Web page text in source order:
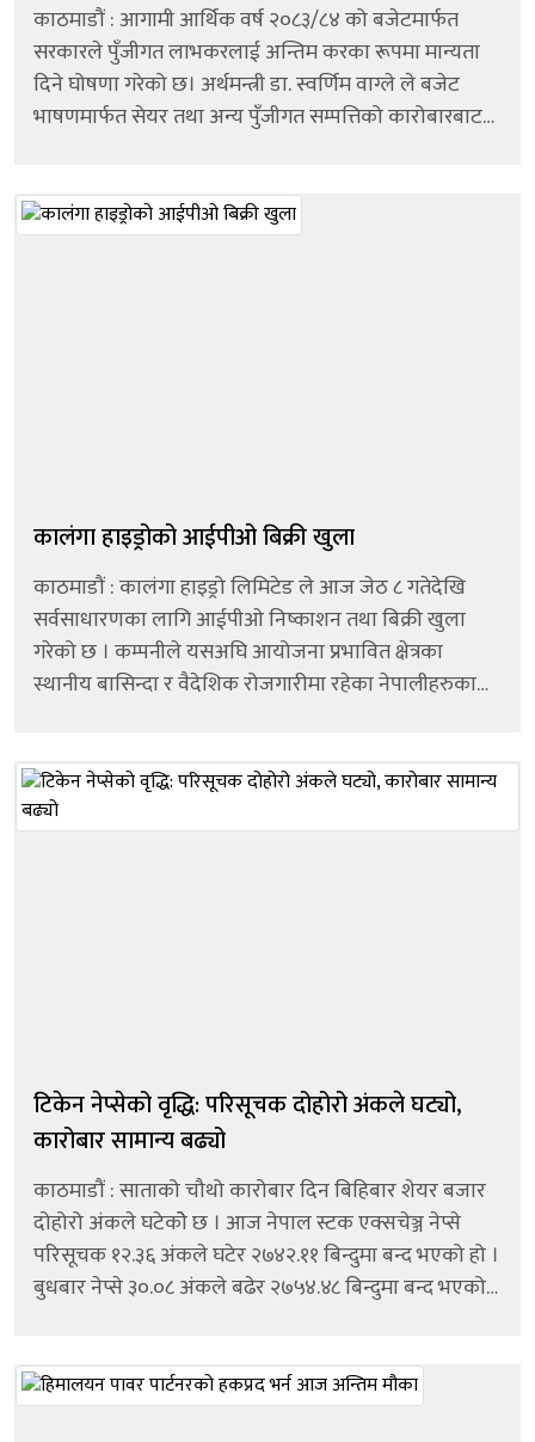
काठमाडौं : आगामी आर्थिक वर्ष २०८३/८४ को बजेटमार्फत
सरकारले पुँजीगत लाभकरलाई अन्तिम करका रूपमा मान्यता
दिने घोषणा गरेको छ। अर्थमन्त्री डा. स्वर्णिम वाग्ले ले बजेट
भाषणमार्फत सेयर तथा अन्य पुँजीगत सम्पत्तिको कारोबारबाट
कालंगा हाइड्रोको आईपीओ बिक्री खुला
काठमाडौं : कालंगा हाइड्रो लिमिटेड ले आज जेठ ८ गतेदेखि
सर्वसाधारणका लागि आईपीओ निष्काशन तथा बिक्री खुला
गरेको छ । कम्पनीले यसअघि आयोजना प्रभावित क्षेत्रका
स्थानीय बासिन्दा र वैदेशिक रोजगारीमा रहेका नेपालीहरुका
टिकेन नेप्सेको वृद्धि: परिसूचक दोहोरो अंकले घट्यो,
कारोबार सामान्य बढ्यो
काठमाडौं : साताको चौथो कारोबार दिन बिहिबार शेयर बजार
दोहोरो अंकले घटेकोे छ । आज नेपाल स्टक एक्सचेञ्ज नेप्से
परिसूचक १२.३६ अंकले घटेर २७४२.११ बिन्दुमा बन्द भएको हो ।
बुधबार नेप्से ३०.०८ अंकले बढेर २७५४.४८ बिन्दुमा बन्द भएको